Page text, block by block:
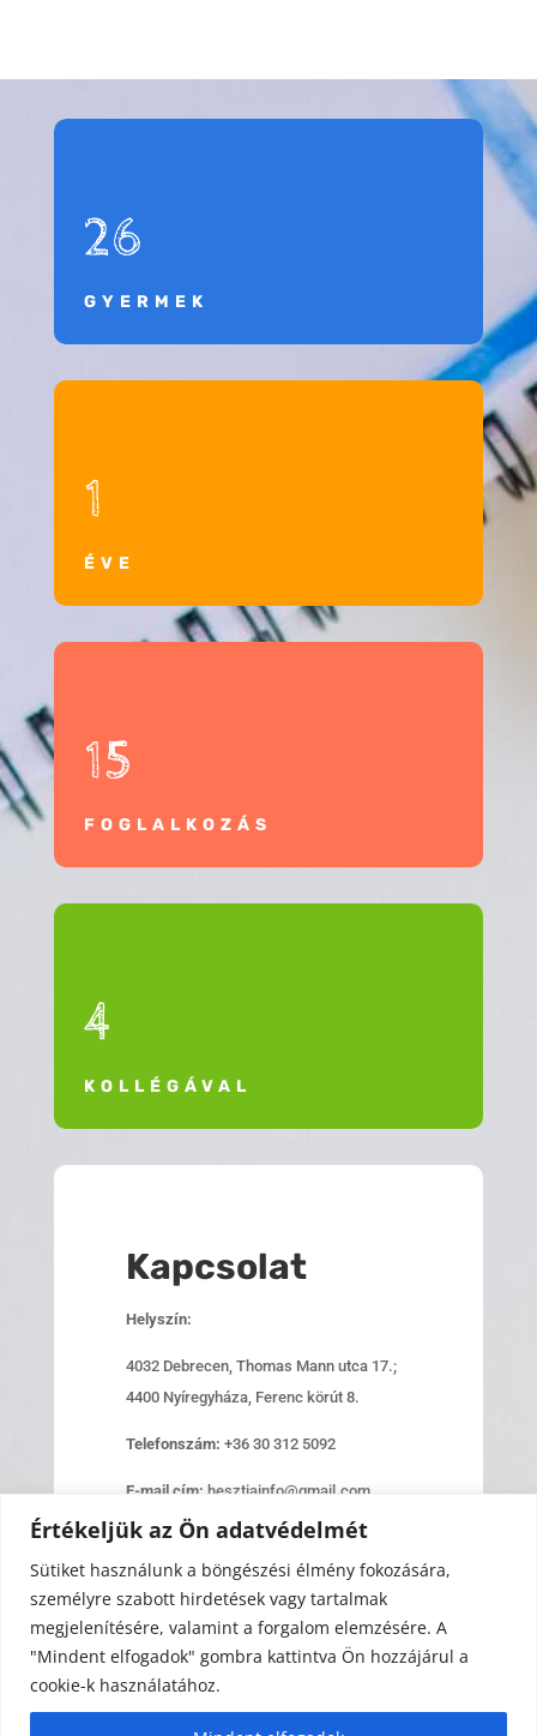
Értékeljük az Ön adatvédelmét
Sütiket használunk a böngészési élmény fokozására,
személyre szabott hirdetések vagy tartalmak
megjelenítésére, valamint a forgalom elemzésére. A
"Mindent elfogadok" gombra kattintva Ön hozzájárul a
cookie-k használatához.
26
GYERMEK
1
ÉVE
15
FOGLALKOZÁS
4
KOLLÉGÁVAL
Kapcsolat
Helyszín:
4032 Debrecen, Thomas Mann utca 17.;
4400 Nyíregyháza, Ferenc körút 8.
Telefonszám: +36 30 312 5092
E-mail cím: hesztiainfo@gmail.com
Nyitvatartás: H-P: 8:00-17:00
Írj nekünk!